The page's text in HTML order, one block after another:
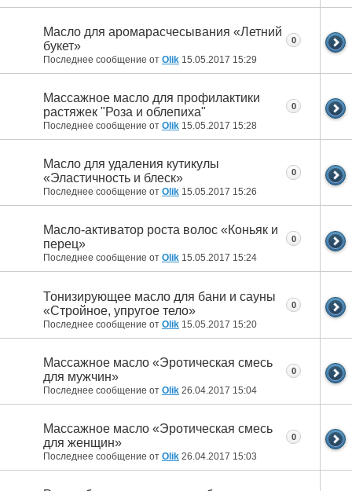
Масло для аромарасчесывания «Летний
букет»
Последнее сообщение от Olik 15.05.2017 15:29
0
Массажное масло для профилактики
растяжек "Роза и облепиха"
Последнее сообщение от Olik 15.05.2017 15:28
0
Масло для удаления кутикулы
«Эластичность и блеск»
Последнее сообщение от Olik 15.05.2017 15:26
0
Масло-активатор роста волос «Коньяк и
перец»
Последнее сообщение от Olik 15.05.2017 15:24
0
Тонизирующее масло для бани и сауны
«Стройное, упругое тело»
Последнее сообщение от Olik 15.05.2017 15:20
0
Массажное масло «Эротическая смесь
для мужчин»
Последнее сообщение от Olik 26.04.2017 15:04
0
Массажное масло «Эротическая смесь
для женщин»
Последнее сообщение от Olik 26.04.2017 15:03
0